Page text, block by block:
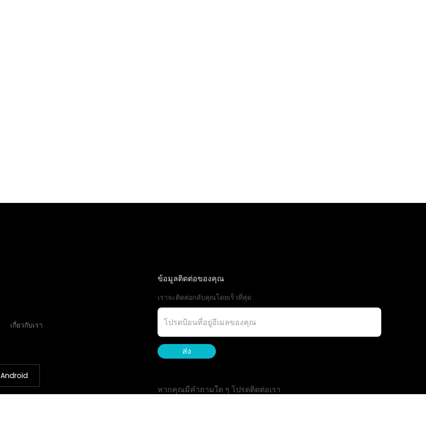
เกี่ยวกับเรา
Android
ข้อมูลติดต่อของคุณ
เราจะติดต่อกลับคุณโดยเร็วที่สุด
ส่ง
หากคุณมีคำถามใด ๆ โปรดติดต่อเรา